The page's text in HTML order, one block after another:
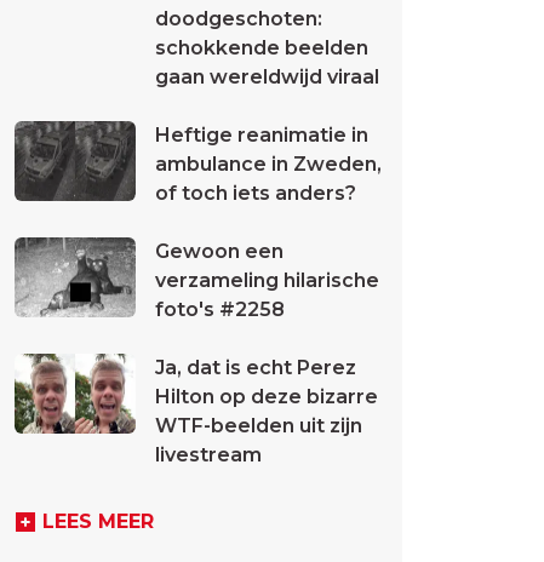
doodgeschoten:
schokkende beelden
gaan wereldwijd viraal
Heftige reanimatie in
ambulance in Zweden,
of toch iets anders?
Gewoon een
verzameling hilarische
foto's #2258
Ja, dat is echt Perez
Hilton op deze bizarre
WTF-beelden uit zijn
livestream
LEES MEER